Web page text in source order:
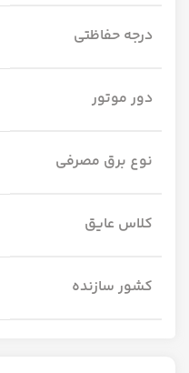
درجه حفاظتی
دور موتور
نوع برق مصرفی
کلاس عایق
کشور سازنده